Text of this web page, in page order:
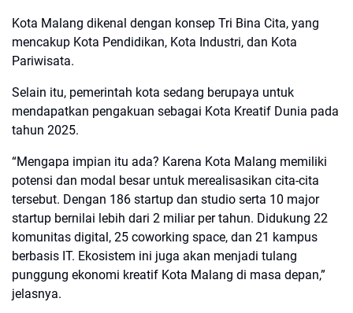
Kota Malang dikenal dengan konsep Tri Bina Cita, yang
mencakup Kota Pendidikan, Kota Industri, dan Kota
Pariwisata.
Selain itu, pemerintah kota sedang berupaya untuk
mendapatkan pengakuan sebagai Kota Kreatif Dunia pada
tahun 2025.
“Mengapa impian itu ada? Karena Kota Malang memiliki
potensi dan modal besar untuk merealisasikan cita-cita
tersebut. Dengan 186 startup dan studio serta 10 major
startup bernilai lebih dari 2 miliar per tahun. Didukung 22
komunitas digital, 25 coworking space, dan 21 kampus
berbasis IT. Ekosistem ini juga akan menjadi tulang
punggung ekonomi kreatif Kota Malang di masa depan,”
jelasnya.